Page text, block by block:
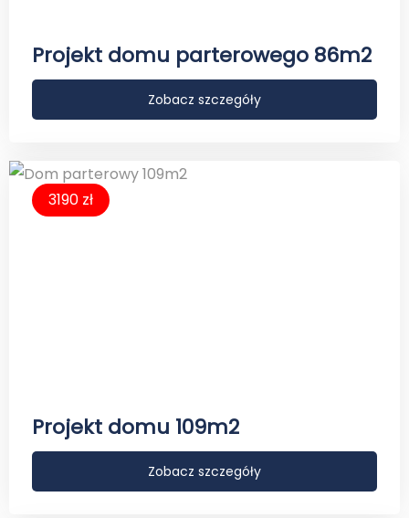
Projekt domu parterowego 86m2
Zobacz szczegóły
3190 zł
Projekt domu 109m2
Zobacz szczegóły